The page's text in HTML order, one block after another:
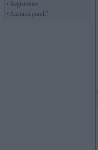
• Reģistrēties
• Aizmirsi paroli?